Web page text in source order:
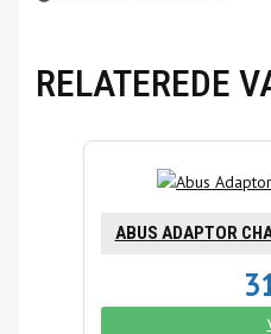
RELATEREDE
ABUS ADAPTOR